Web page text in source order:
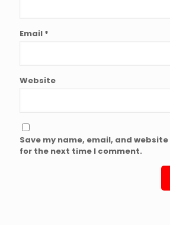
Email *
Website
Save my name, email, and
for the next time I comment.